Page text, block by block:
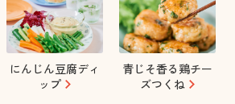
にんじん豆腐ディ
ップ
青じそ香る鶏チー
ズつくね